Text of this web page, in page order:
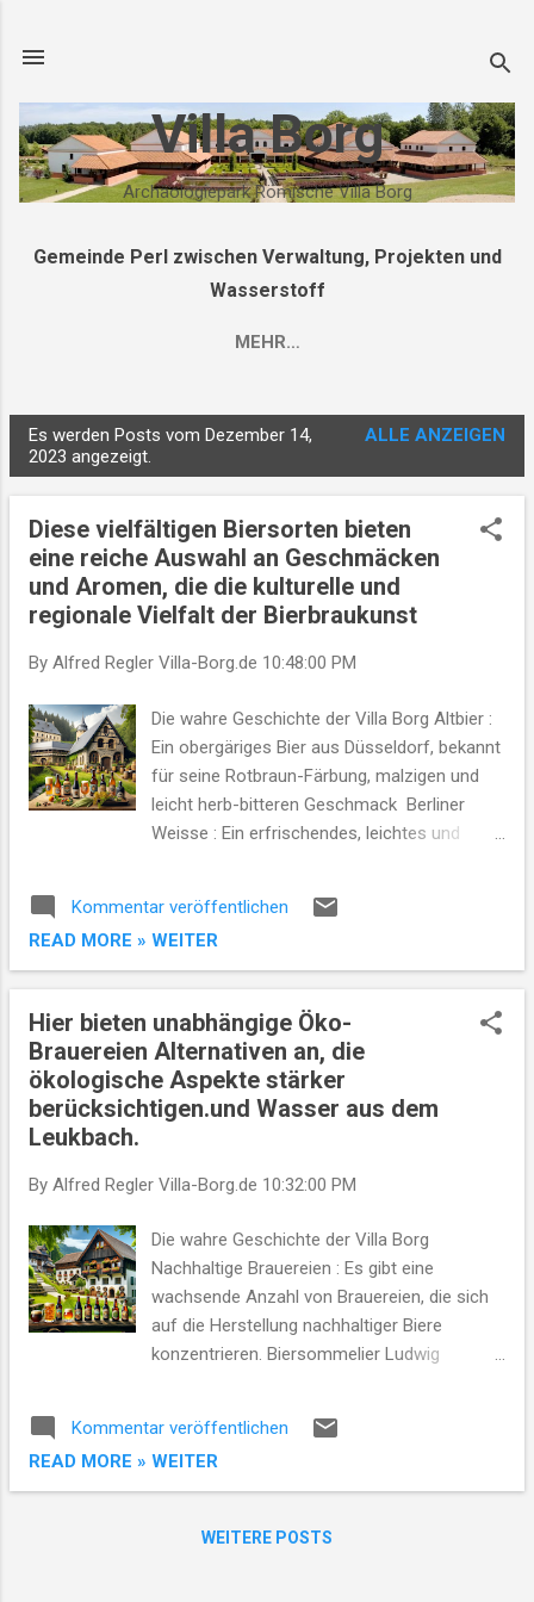
Villa Borg
Archäologiepark Römische Villa Borg
Gemeinde Perl zwischen Verwaltung, Projekten und
Wasserstoff
MEHR…
o
Es werden Posts vom Dezember 14,
2023 angezeigt.
ALLE ANZEIGEN
Diese vielfältigen Biersorten bieten
eine reiche Auswahl an Geschmäcken
und Aromen, die die kulturelle und
regionale Vielfalt der Bierbraukunst
By Alfred Regler Villa-Borg.de 10:48:00 PM
Die wahre Geschichte der Villa Borg Altbier :
Ein obergäriges Bier aus Düsseldorf, bekannt
für seine Rotbraun-Färbung, malzigen und
leicht herb-bitteren Geschmack​ ​ Berliner
Weisse : Ein erfrischendes, leichtes und
charakteristischen Geschmack erhält​ ​.
Bockbier : Ein stärker eingebrautes Lagerbier,
das durch seine malzige Note und höheren
Doppelbock bieten zusätzliche Vielfalt​ ​.
Export : Ursprünglich für den Export
entwickelt, kennzeichnet sich dieses Bier
durch seine etwas stärkere Brauart, seinen
Ein traditionelles Sauerbier aus Leipzig, das
seinen besonderen Geschmack erhält​ ​.
Helles : Ein süffiges, malzbetontes und
mildes Bier, das in Bayern und Österreich
besonders beliebt ist​ ​. Kölsch : Eine
Spezialität aus Köln, bekannt für ihren
Kommentar veröffentlichen
READ MORE » WEITER
Hier bieten unabhängige Öko-
Brauereien Alternativen an, die
ökologische Aspekte stärker
berücksichtigen​​.und Wasser aus dem
Leukbach.
By Alfred Regler Villa-Borg.de 10:32:00 PM
Die wahre Geschichte der Villa Borg
Nachhaltige Brauereien : Es gibt eine
wachsende Anzahl von Brauereien, die sich
auf die Herstellung nachhaltiger Biere
konzentrieren. Biersommelier Ludwig
nachhaltig produzieren, sondern auch
geschmacklich überzeugen​ ​. Reinheitsgebot
und Nachhaltigkeit : Obwohl das deutsche
Bier weltweit für sein Reinheitsgebot bekannt
Kommentar veröffentlichen
READ MORE » WEITER
WEITERE POSTS